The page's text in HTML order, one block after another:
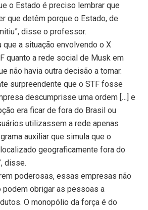
o Estado é preciso lembrar que
que detêm porque o Estado, de
disse o professor.
que a situação envolvendo o X
quanto a rede social de Musk em
não havia outra decisão a tomar.
surpreendente que o STF fosse
descumprisse uma ordem […] e
era ficar de fora do Brasil ou
utilizassem a rede apenas
auxiliar que simula que o
geograficamente fora do
disse.
poderosas, essas empresas não
podem obrigar as pessoas a
O monopólio da força é do